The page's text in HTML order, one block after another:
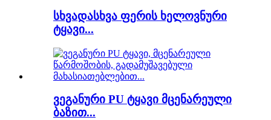
სხვადასხვა ფერის ხელოვნური
ტყავი...
ვეგანური PU ტყავი მცენარეული
ბაზით...